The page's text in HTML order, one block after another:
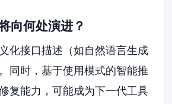
向何处演进？
化接口描述（如自然语言生成
同时，基于使用模式的智能推
复能力，可能成为下一代工具